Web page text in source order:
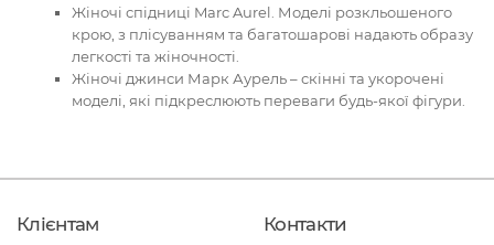
Жіночі спідниці Marc Aurel. Моделі розкльошеного
крою, з плісуванням та багатошарові надають образу
легкості та жіночності.
Жіночі джинси Марк Аурель – скінні та укорочені
моделі, які підкреслюють переваги будь-якої фігури.
Клієнтам Контакти